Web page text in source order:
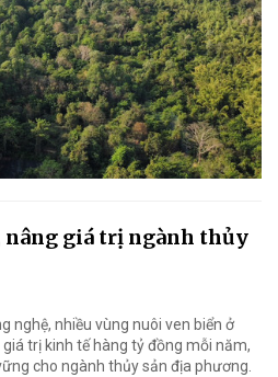
nâng giá trị ngành thủy
nghệ, nhiều vùng nuôi ven biển ở
trị kinh tế hàng tỷ đồng mỗi năm,
cho ngành thủy sản địa phương.